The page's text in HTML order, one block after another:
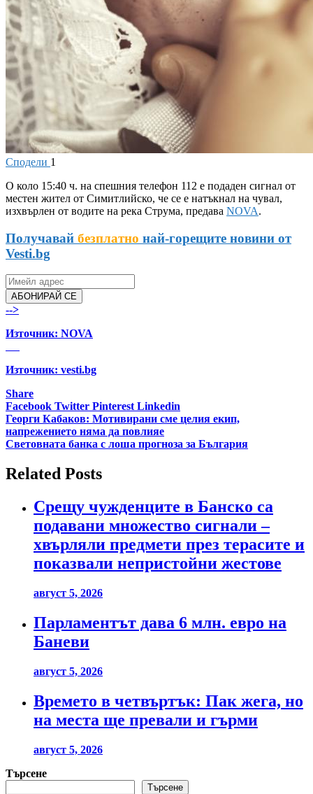
Сподели 1
О коло 15:40 ч. на спешния телефон 112 е подаден сигнал от
местен жител от Симитлийско, че се е натъкнал на чувал,
изхвърлен от водите на река Струма, предава NOVA.
Получавай безплатно най-горещите новини от
Vesti.bg
АБОНИРАЙ СЕ
-->
Източник: NOVA
Източник: vesti.bg
Share
Facebook Twitter Pinterest Linkedin
Навигация
Георги Кабаков: Мотивирани сме целия екип,
напрежението няма да повлияе
Световната банка с лоша прогноза за България
Related Posts
Срещу чужденците в Банско са
подавани множество сигнали –
хвърляли предмети през терасите и
показвали непристойни жестове
август 5, 2026
Парламентът дава 6 млн. евро на
Баневи
август 5, 2026
Времето в четвъртък: Пак жега, но
на места ще превали и гърми
август 5, 2026
Търсене
Търсене